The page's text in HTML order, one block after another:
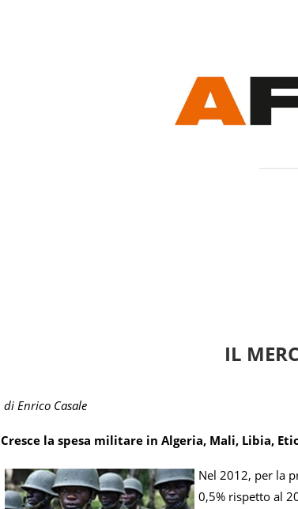
IL
di Enrico Casale
Cresce la spesa militare in Algeria, Mali, Libia,
Nel 2012, per la
0,5% rispetto al